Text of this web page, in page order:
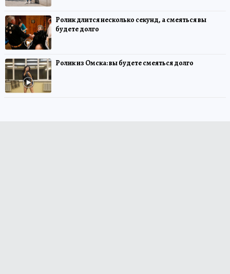
Ролик длится несколько секунд, а смеяться вы
будете долго
Ролик из Омска: вы будете смеяться долго